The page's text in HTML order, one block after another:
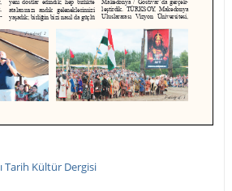
Tarih Kültür Dergisi